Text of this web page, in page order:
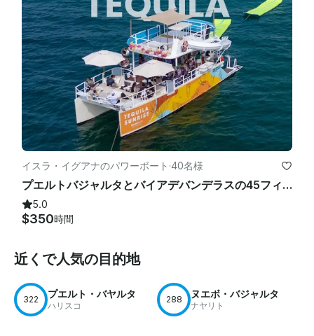
イスラ・イグアナのパワーボート ·40名様
プエルトバジャルタとバイアデバンデラスの45フィートの美しい高級カタマランテキーラ
5.0
$350時間
近くで人気の目的地
322 プエルト・バヤルタ
ハリスコ
288 ヌエボ・バジャルタ
ナヤリト